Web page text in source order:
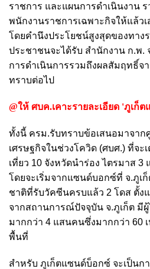
ราชการ และแผนการดำเนินงาน ร
พนักงานราชการเฉพาะกิจให้แล้ว
โดยคำนึงประโยชน์สูงสุดของทาง
ประชาชนจะได้รับ สำนักงาน ก.พ.
การดำเนินการรวมถึงผลสัมฤทธิ์จ
ทราบต่อไป
@ให้ ศบค.เคาะรายละเอียด 'ภูเก็
ทั้งนี้ ครม.รับทราบข้อเสนอมาจา
เศรษฐกิจในช่วงโควิด (ศบศ.) ที่จะ
เที่ยว 10 จังหวัดนำร่อง ไตรมาส 3
โดยจะเริ่มจากแซนด์บอกซ์ที่ จ.ภูเก็
ชาติที่รับวัคซีนครบแล้ว 2 โดส ตั้ง
จากสถานการณ์ปัจจุบัน จ.ภูเก็ต มี
มากกว่า 4 แสนคนซึ่งมากกว่า 60
พื้นที่
สำหรับ ภูเก็ตแซนด์บ็อกซ์ จะเป็นก